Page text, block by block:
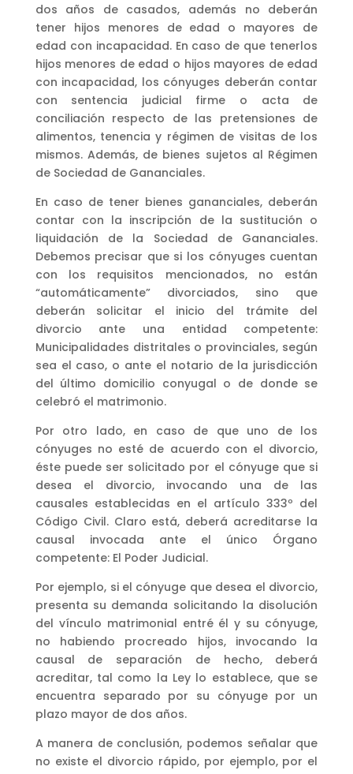
dos años de casados, además no deberán
tener hijos menores de edad o mayores de
edad con incapacidad. En caso de que tenerlos
hijos menores de edad o hijos mayores de edad
con incapacidad, los cónyuges deberán contar
con sentencia judicial firme o acta de
conciliación respecto de las pretensiones de
alimentos, tenencia y régimen de visitas de los
mismos. Además, de bienes sujetos al Régimen
de Sociedad de Gananciales.
En caso de tener bienes gananciales, deberán
contar con la inscripción de la sustitución o
liquidación de la Sociedad de Gananciales.
Debemos precisar que si los cónyuges cuentan
con los requisitos mencionados, no están
“automáticamente” divorciados, sino que
deberán solicitar el inicio del trámite del
divorcio ante una entidad competente:
Municipalidades distritales o provinciales, según
sea el caso, o ante el notario de la jurisdicción
del último domicilio conyugal o de donde se
celebró el matrimonio.
Por otro lado, en caso de que uno de los
cónyuges no esté de acuerdo con el divorcio,
éste puede ser solicitado por el cónyuge que si
desea el divorcio, invocando una de las
causales establecidas en el artículo 333º del
Código Civil. Claro está, deberá acreditarse la
causal invocada ante el único Órgano
competente: El Poder Judicial.
Por ejemplo, si el cónyuge que desea el divorcio,
presenta su demanda solicitando la disolución
del vínculo matrimonial entré él y su cónyuge,
no habiendo procreado hijos, invocando la
causal de separación de hecho, deberá
acreditar, tal como la Ley lo establece, que se
encuentra separado por su cónyuge por un
plazo mayor de dos años.
A manera de conclusión, podemos señalar que
no existe el divorcio rápido, por ejemplo, por el